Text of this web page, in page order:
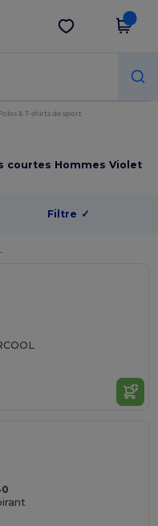
Obtenir l'appli
& T-shirts de sport
courtes Hommes Violet
Filtre ✓